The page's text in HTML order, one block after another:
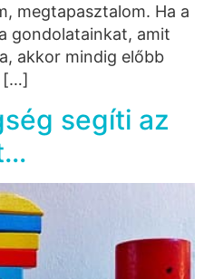
megtapasztalom. Ha a
gondolatainkat, amit
akkor mindig előbb
[…]
segíti az